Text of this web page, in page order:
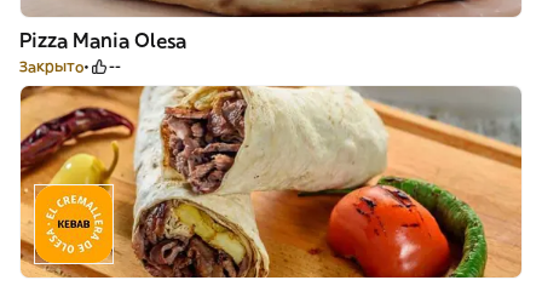
Pizza Mania Olesa
Закрыто --